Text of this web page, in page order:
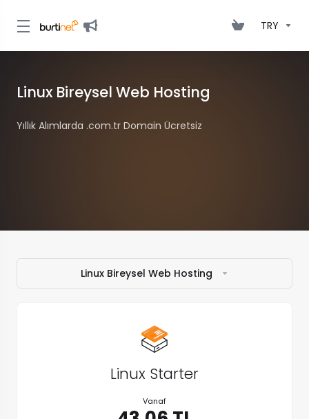
TRY
Linux Bireysel Web Hosting
Yıllık Alımlarda .com.tr Domain Ücretsiz
Linux Bireysel Web Hosting
Linux Starter
Vanaf